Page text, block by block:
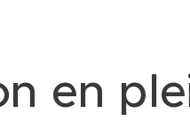
en